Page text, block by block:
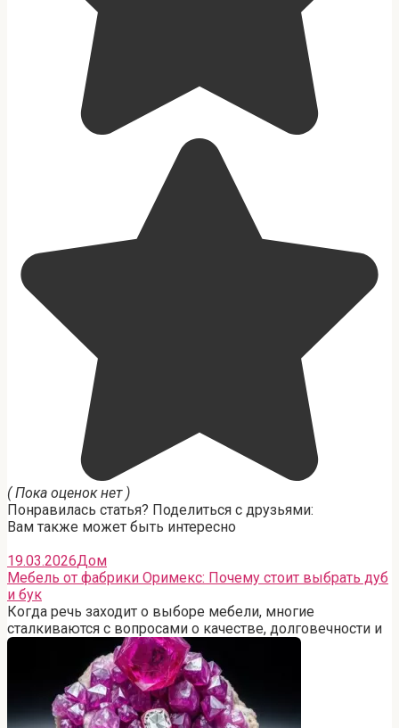
( Пока оценок нет )
Понравилась статья? Поделиться с друзьями:
Вам также может быть интересно
19.03.2026Дом
Мебель от фабрики Оримекс: Почему стоит выбрать дуб
и бук
Когда речь заходит о выборе мебели, многие
сталкиваются с вопросами о качестве, долговечности и